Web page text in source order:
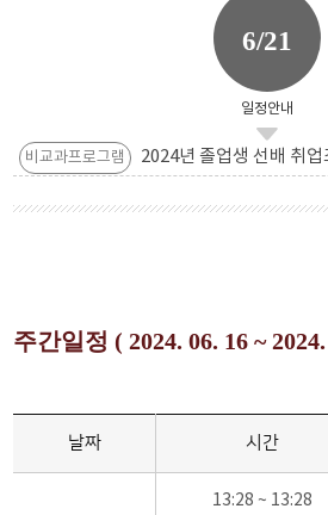
6/21
일정안내
비교과프로그램 2024년 졸업생 선배 취
주간일정 ( 2024. 06. 16 ~
날짜 시간
13:28 ~ 13:28